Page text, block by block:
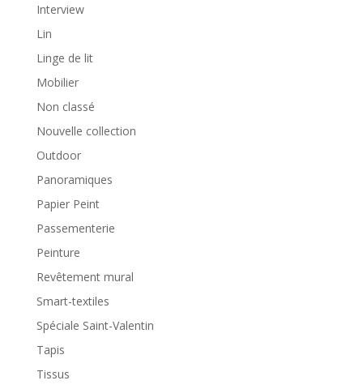
Interview
Lin
Linge de lit
Mobilier
Non classé
Nouvelle collection
Outdoor
Panoramiques
Papier Peint
Passementerie
Peinture
Revêtement mural
Smart-textiles
Spéciale Saint-Valentin
Tapis
Tissus